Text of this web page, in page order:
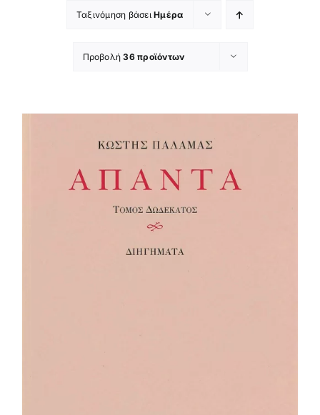
Ταξινόμηση βάσειΗμέρα
Προβολή36 προϊόντων